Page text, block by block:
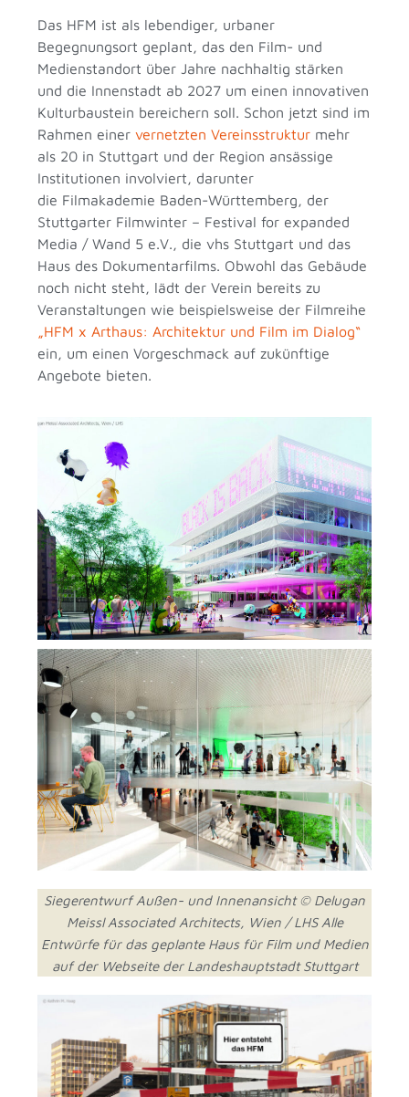
Das HFM ist als lebendiger, urbaner
Begegnungsort geplant, das den Film- und
Medienstandort über Jahre nachhaltig stärken
und die Innenstadt ab 2027 um einen innovativen
Kulturbaustein bereichern soll. Schon jetzt sind im
Rahmen einervernetzten Vereinsstruktur mehr
als 20 in Stuttgart und der Region ansässige
Institutionen involviert, darunter
die Filmakademie Baden-Württemberg, der
Stuttgarter Filmwinter – Festival for expanded
Media / Wand 5 e.V., die vhs Stuttgart und das
Haus des Dokumentarfilms. Obwohl das Gebäude
noch nicht steht, lädt der Verein bereits zu
Veranstaltungen wie beispielsweise der Filmreihe
„HFM x Arthaus: Architektur und Film im Dialog“
ein, um einen Vorgeschmack auf zukünftige
Angebote bieten.
Siegerentwurf Außen- und Innenansicht © Delugan
Meissl Associated Architects, Wien / LHS Alle
Entwürfe für das geplante Haus für Film und Medien
auf der Webseite der Landeshauptstadt Stuttgart